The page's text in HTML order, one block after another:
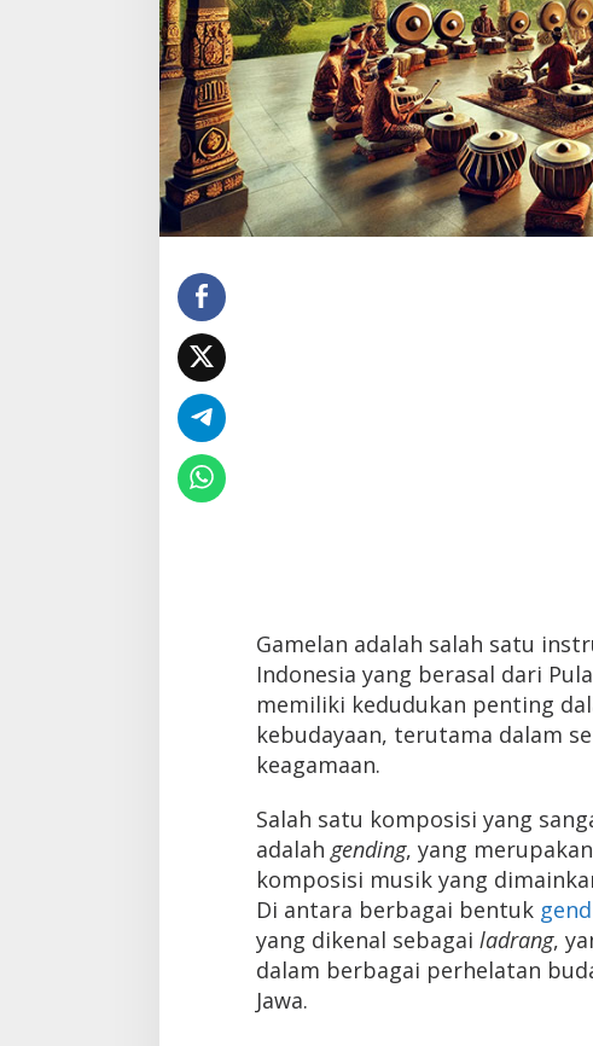
Gamelan adalah salah satu
Indonesia yang berasal dari
memiliki kedudukan penting
kebudayaan, terutama dalam
keagamaan.
Salah satu komposisi yang
adalah gending, yang
komposisi musik yang
Di antara berbagai bentuk
yang dikenal sebagai ladrang,
dalam berbagai perhelatan
Jawa.